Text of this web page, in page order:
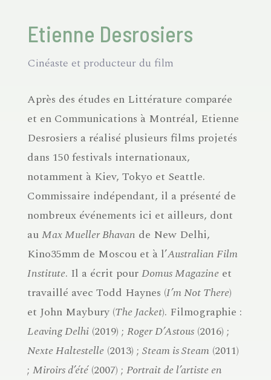
Etienne Desrosiers
Cinéaste et producteur du film
Après des études en Littérature comparée
et en Communications à Montréal, Etienne
Desrosiers a réalisé plusieurs films projetés
dans 150 festivals internationaux,
notamment à Kiev, Tokyo et Seattle.
Commissaire indépendant, il a présenté de
nombreux événements ici et ailleurs, dont
auMax Mueller Bhavan de New Delhi,
Kino35mm de Moscou et à l’Australian Film
Institute. Il a écrit pourDomus Magazineet
travaillé avec Todd Haynes (I’m Not There)
et John Maybury (The Jacket). Filmographie :
Leaving Delhi(2019) ; Roger D’Astous(2016) ;
Nexte Haltestelle(2013) ; Steam is Steam (2011)
; Miroirs d’été(2007) ; Portrait de l’artiste en